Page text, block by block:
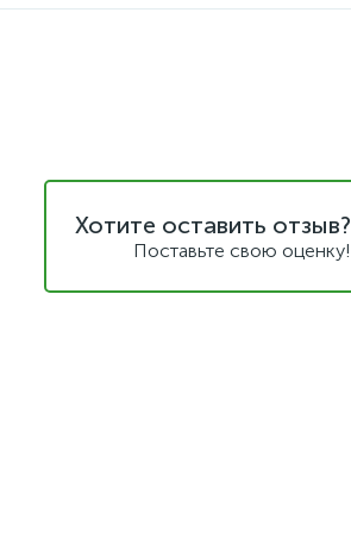
Хотите оставить отзыв?
Поставьте свою оценку!